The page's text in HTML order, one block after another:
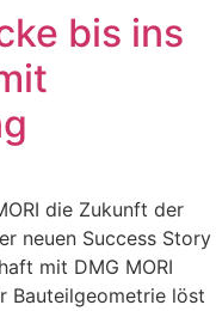
bis ins
die Zukunft der
neuen Success Story
mit DMG MORI
Bauteilgeometrie löst